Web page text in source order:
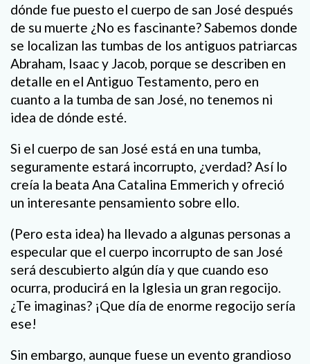
dónde fue puesto el cuerpo de san José después
de su muerte ¿No es fascinante? Sabemos donde
se localizan las tumbas de los antiguos patriarcas
Abraham, Isaac y Jacob, porque se describen en
detalle en el Antiguo Testamento, pero en
cuanto a la tumba de san José, no tenemos ni
idea de dónde esté.
Si el cuerpo de san José está en una tumba,
seguramente estará incorrupto, ¿verdad? Así lo
creía la beata Ana Catalina Emmerich y ofreció
un interesante pensamiento sobre ello.
(Pero esta idea) ha llevado a algunas personas a
especular que el cuerpo incorrupto de san José
será descubierto algún día y que cuando eso
ocurra, producirá en la Iglesia un gran regocijo.
¿Te imaginas? ¡Que día de enorme regocijo sería
ese!
Sin embargo, aunque fuese un evento grandioso